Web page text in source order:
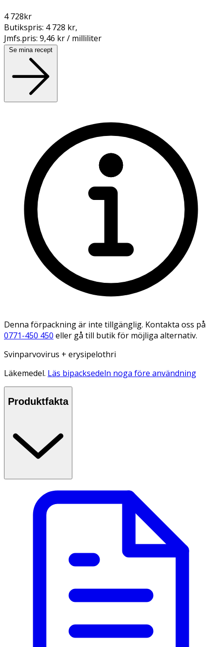
4 728kr
Butikspris: 4 728 kr,
Jmfs.pris: 9,46 kr / milliliter
Se mina recept
Denna förpackning är inte tillgänglig. Kontakta oss på
0771-450 450 eller gå till butik för möjliga alternativ.
Svinparvovirus + erysipelothri
Läkemedel. Läs bipacksedeln noga före användning
Produktfakta